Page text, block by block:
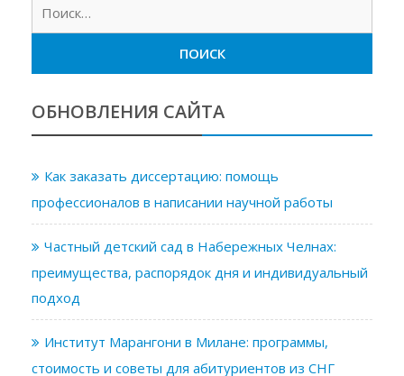
ОБНОВЛЕНИЯ САЙТА
Как заказать диссертацию: помощь
профессионалов в написании научной работы
Частный детский сад в Набережных Челнах:
преимущества, распорядок дня и индивидуальный
подход
Институт Марангони в Милане: программы,
стоимость и советы для абитуриентов из СНГ